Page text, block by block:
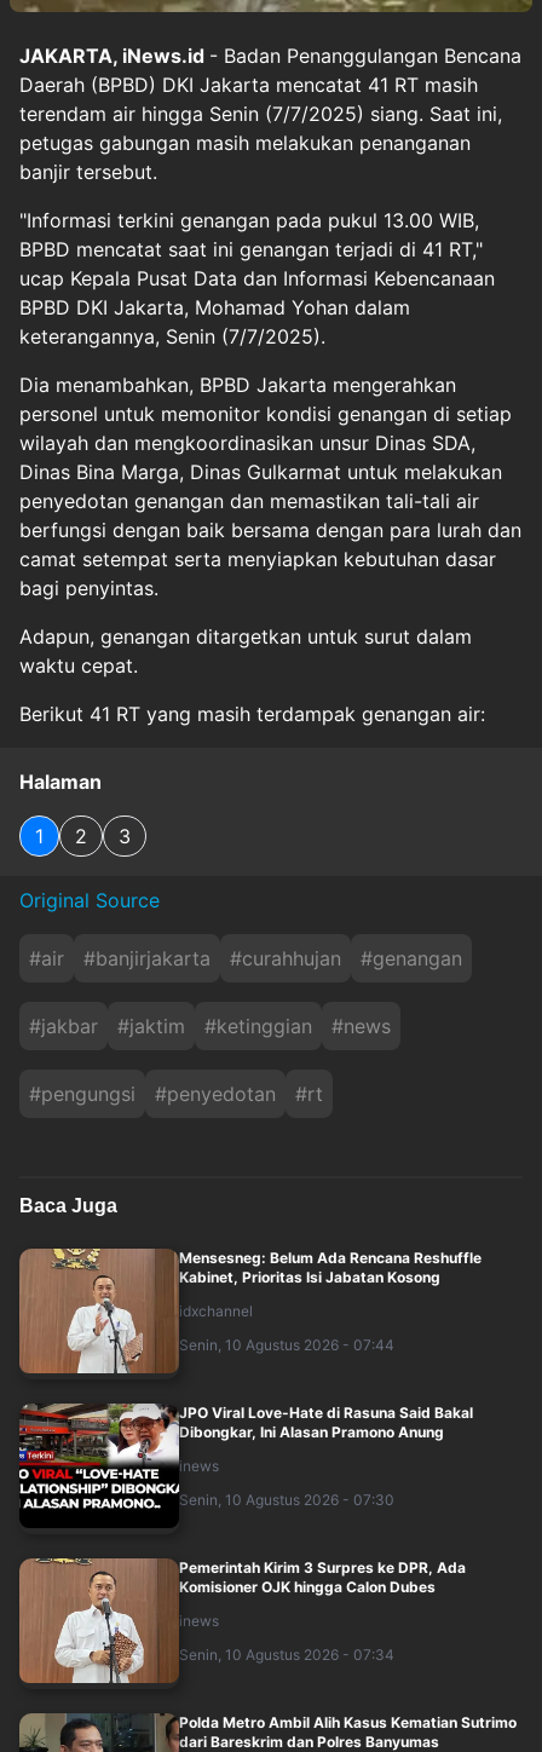
JAKARTA, iNews.id - Badan Penanggulangan Bencana
Daerah (BPBD) DKI Jakarta mencatat 41 RT masih
terendam air hingga Senin (7/7/2025) siang. Saat ini,
petugas gabungan masih melakukan penanganan
banjir tersebut.
"Informasi terkini genangan pada pukul 13.00 WIB,
BPBD mencatat saat ini genangan terjadi di 41 RT,"
ucap Kepala Pusat Data dan Informasi Kebencanaan
BPBD DKI Jakarta, Mohamad Yohan dalam
keterangannya, Senin (7/7/2025).
Dia menambahkan, BPBD Jakarta mengerahkan
personel untuk memonitor kondisi genangan di setiap
wilayah dan mengkoordinasikan unsur Dinas SDA,
Dinas Bina Marga, Dinas Gulkarmat untuk melakukan
penyedotan genangan dan memastikan tali-tali air
berfungsi dengan baik bersama dengan para lurah dan
camat setempat serta menyiapkan kebutuhan dasar
bagi penyintas.
Adapun, genangan ditargetkan untuk surut dalam
waktu cepat.
Berikut 41 RT yang masih terdampak genangan air:
Halaman
1 2 3
Original Source
#air #banjirjakarta #curahhujan #genangan
#jakbar #jaktim #ketinggian #news
#pengungsi #penyedotan #rt
Baca Juga
Mensesneg: Belum Ada Rencana Reshuffle
Kabinet, Prioritas Isi Jabatan Kosong
idxchannel
Senin, 10 Agustus 2026 - 07:44
JPO Viral Love-Hate di Rasuna Said Bakal
Dibongkar, Ini Alasan Pramono Anung
inews
Senin, 10 Agustus 2026 - 07:30
Pemerintah Kirim 3 Surpres ke DPR, Ada
Komisioner OJK hingga Calon Dubes
inews
Senin, 10 Agustus 2026 - 07:34
Polda Metro Ambil Alih Kasus Kematian Sutrimo
dari Bareskrim dan Polres Banyumas